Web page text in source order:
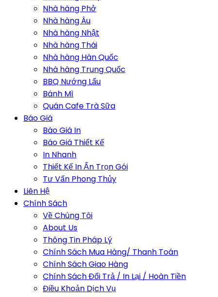
Nhà hàng Phở
Nhà hàng Âu
Nhà hàng Nhật
Nhà hàng Thái
Nhà hàng Hàn Quốc
Nhà hàng Trung Quốc
BBQ Nướng Lẩu
Bánh Mì
Quán Cafe Trà Sữa
Báo Giá
Báo Giá In
Báo Giá Thiết Kế
In Nhanh
Thiết Kế In Ấn Trọn Gói
Tư Vấn Phong Thủy
Liên Hệ
Chính Sách
Về Chúng Tôi
About Us
Thông Tin Pháp Lý
Chính Sách Mua Hàng/ Thanh Toán
Chính Sách Giao Hàng
Chính Sách Đổi Trả / In Lại / Hoàn Tiền
Điều Khoản Dịch Vụ